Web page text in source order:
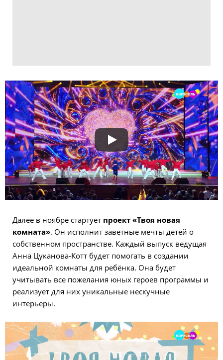
Далее в ноябре стартует проект «Твоя новая
комната». Он исполнит заветные мечты детей о
собственном пространстве. Каждый выпуск ведущая
Анна Цуканова-Котт будет помогать в создании
идеальной комнаты для ребёнка. Она будет
учитывать все пожелания юных героев программы и
реализует для них уникальные нескучные
интерьеры.